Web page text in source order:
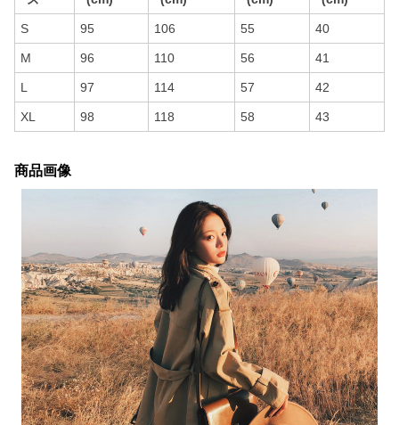
S 95 106 55 40
M 96 110 56 41
L 97 114 57 42
XL 98 118 58 43
商品画像